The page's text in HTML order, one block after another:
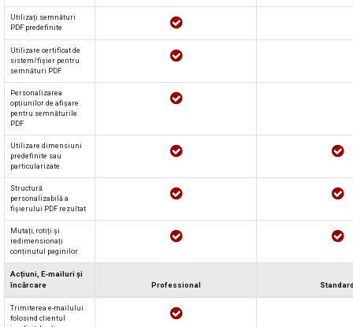
Utilizați semnături
PDF predefinite
Utilizare certificat de
sistem/fișier pentru
semnături PDF
Personalizarea
opțiunilor de afișare
pentru semnăturile
PDF
Utilizare dimensiuni
predefinite sau
particularizate
Structură
personalizabilă a
fișierului PDF rezultat
Mutați, rotiți și
redimensionați
conținutul paginilor
Acțiuni, E-mailuri și
încărcare
Professional
Trimiterea e-mailului
folosind clientul